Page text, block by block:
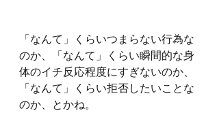
「なんて」くらいつまらない行為な
のか、「なんて」くらい瞬間的な身
体のイチ反応程度にすぎないのか、
「なんて」くらい拒否したいことな
のか、とかね。